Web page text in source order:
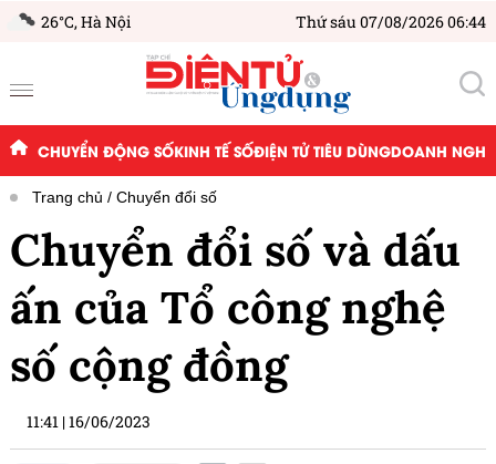
26°C,Hà Nội Thứ sáu 07/08/2026 06:44
CHUYỂN ĐỘNG SỐKINH TẾ SỐĐIỆN TỬ TIÊU DÙNGDOANH
Trang chủ Chuyển đổi số
Chuyển đổi số và dấu
ấn của Tổ công nghệ
số cộng đồng
11:41 |16/06/2023